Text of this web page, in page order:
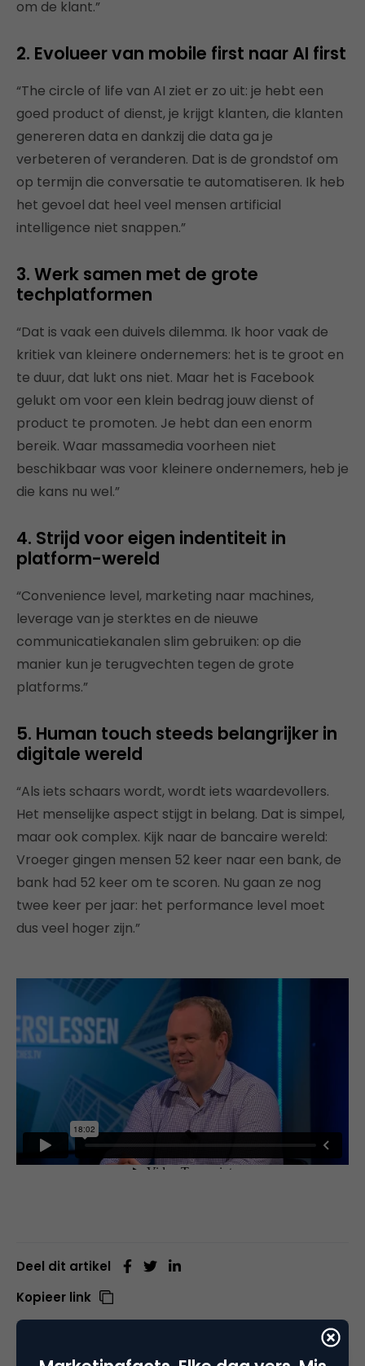
om de klant.”
2. Evolueer van mobile first naar AI first
“The circle of life van AI ziet er zo uit: je hebt een
goed product of dienst, je krijgt klanten, die klanten
genereren data en dankzij die data ga je
verbeteren of veranderen. Dat is de grondstof om
op termijn die conversatie te automatiseren. Ik heb
het gevoel dat heel veel mensen artificial
intelligence niet snappen.”
3. Werk samen met de grote
techplatformen
“Dat is vaak een duivels dilemma. Ik hoor vaak de
kritiek van kleinere ondernemers: het is te groot en
te duur, dat lukt ons niet. Maar het is Facebook
gelukt om voor een klein bedrag jouw dienst of
product te promoten. Je hebt dan een enorm
bereik. Waar massamedia voorheen niet
beschikbaar was voor kleinere ondernemers, heb je
die kans nu wel.”
4. Strijd voor eigen indentiteit in
platform-wereld
“Convenience level, marketing naar machines,
leverage van je sterktes en de nieuwe
communicatiekanalen slim gebruiken: op die
manier kun je terugvechten tegen de grote
platforms.”
5. Human touch steeds belangrijker in
digitale wereld
“Als iets schaars wordt, wordt iets waardevollers.
Het menselijke aspect stijgt in belang. Dat is simpel,
maar ook complex. Kijk naar de bancaire wereld:
Vroeger gingen mensen 52 keer naar een bank, de
bank had 52 keer om te scoren. Nu gaan ze nog
twee keer per jaar: het performance level moet
dus veel hoger zijn.”
Deel dit artikel
Kopieer link